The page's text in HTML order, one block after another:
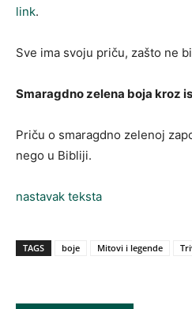
link.
Sve ima svoju priču, zašto ne
Smaragdno zelena boja kroz
Priču o smaragdno zelenoj
nego u Bibliji.
nastavak teksta
TAGS boje Mitovi i legende